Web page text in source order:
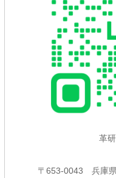
革
〒653-0043 兵庫